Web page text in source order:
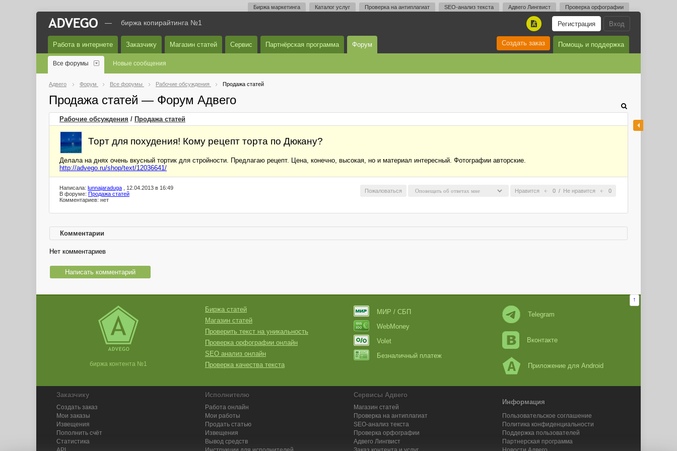
Биржа маркетинга Каталог услуг Проверка на антиплагиат SEO-анализ текста Адвего Лингвист Проверка орфографии
Вход
Регистрация
A
— биржа копирайтинга №1
Работа в интернете Заказчику Магазин статей Сервис Партнёрская программа Форум Помощь и поддержка
Создать заказ
Все форумы Новые сообщения
Адвего Форум Все форумы Рабочие обсуждения Продажа статей
Продажа статей — Форум Адвего
Рабочие обсуждения / Продажа статей
Торт для похудения! Кому рецепт торта по Дюкану?
Делала на днях очень вкусный тортик для стройности. Предлагаю рецепт. Цена, конечно, высокая, но и материал интересный. Фотографии авторские.
http://advego.ru/shop/text/12036641/
Нравится 0 / Не нравится 0
Пожаловаться
Написала: lunnajaraduga , 12.04.2013 в 16:49
В форуме: Продажа статей
Комментариев: нет
Комментарии
Нет комментариев
Написать комментарий
↑
биржа контента №1
Биржа статей
Магазин статей
Проверить текст на уникальность
Проверка орфографии онлайн
SEO анализ онлайн
Проверка качества текста
МИР / СБП
WebMoney
Volet
Безналичный платеж
Telegram
Вконтакте
Приложение для Android
Заказчику
Создать заказ
Мои заказы
Извещения
Пополнить счёт
Статистика
Исполнителю
Работа онлайн
Мои работы
Продать статью
Извещения
Вывод средств
Сервисы Адвего
Магазин статей
Проверка на антиплагиат
SEO-анализ текста
Проверка орфографии
Адвего Лингвист
Информация
Пользовательское соглашение
Политика конфиденциальности
Поддержка пользователей
Партнерская программа